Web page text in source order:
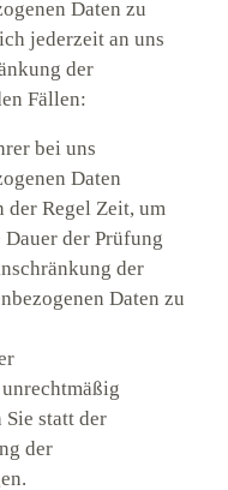
Daten zu
jederzeit an uns
der
Fällen:
bei uns
Daten
der Regel Zeit, um
der Prüfung
der
Daten zu
Sie statt der
der